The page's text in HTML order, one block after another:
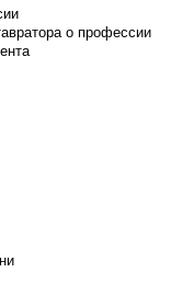
о профессии